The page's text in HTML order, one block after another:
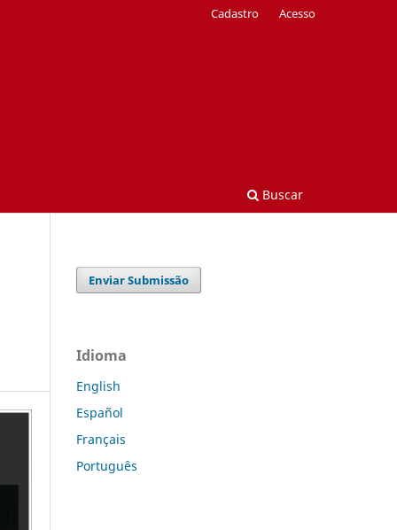
Buscar
Cadastro Acesso
Enviar Submissão
Idioma
English
Español
Français
Português